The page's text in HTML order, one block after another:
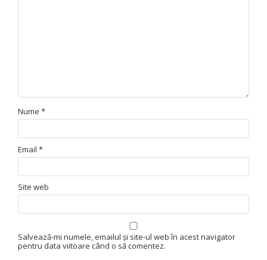
Nume *
Email *
Site web
Salvează-mi numele, emailul și site-ul web în acest navigator
pentru data viitoare când o să comentez.